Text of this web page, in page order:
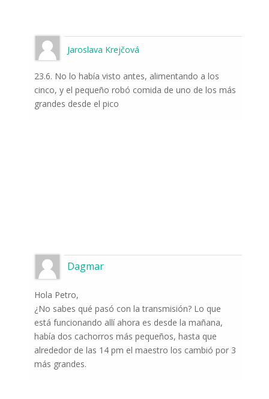
Jaroslava Krejčová
23.6. No lo había visto antes, alimentando a los
cinco, y el pequeño robó comida de uno de los más
grandes desde el pico
Dagmar
Hola Petro,
¿No sabes qué pasó con la transmisión? Lo que
está funcionando allí ahora es desde la mañana,
había dos cachorros más pequeños, hasta que
alrededor de las 14 pm el maestro los cambió por 3
más grandes.